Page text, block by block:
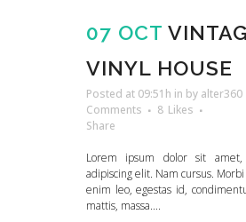
07 OCT
VINYL HOUSE
Posted at 09:51h in by alter360
Comments
8 Likes
Share
Lorem ipsum dolor sit amet,
adipiscing elit. Nam cursus.
enim leo, egestas id,
mattis, massa....